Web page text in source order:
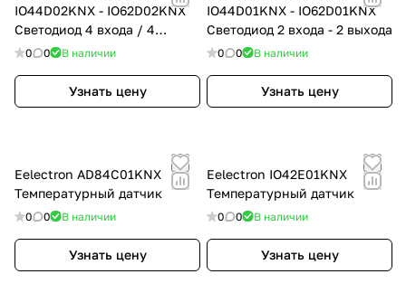
IO44D02KNX - IO62D02KNX
Светодиод 4 входа / 4
выхода
0 0 В наличии
Узнать цену
IO44D01KNX - IO62D01KNX
Светодиод 2 входа - 2 выхода
0 0 В наличии
Узнать цену
Eelectron AD84C01KNX
Температурный датчик
0 0 В наличии
Узнать цену
Eelectron IO42E01KNX
Температурный датчик
0 0 В наличии
Узнать цену